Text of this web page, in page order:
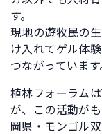
す。
現地の遊牧民の
け入れてゲル体
つながっています
植林フォーラム
が、この活動が
岡県・モンゴル